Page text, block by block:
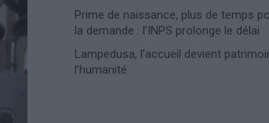
Prime de naissance, plus de temps
la demande : l’INPS prolonge le délai
Lampedusa, l’accueil devient
l’humanité